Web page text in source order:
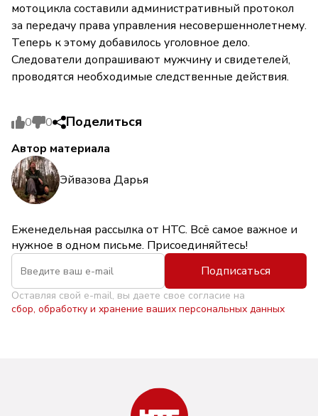
мотоцикла составили административный протокол
за передачу права управления несовершеннолетнему.
Теперь к этому добавилось уголовное дело.
Следователи допрашивают мужчину и свидетелей,
проводятся необходимые следственные действия.
0 0 Поделиться
Автор материала
Эйвазова Дарья
Еженедельная рассылка от НТС. Всё самое важное и
нужное в одном письме. Присоединяйтесь!
Подписаться
Оставляя свой e-mail, вы даете свое согласие на
сбор, обработку и хранение ваших персональных данных